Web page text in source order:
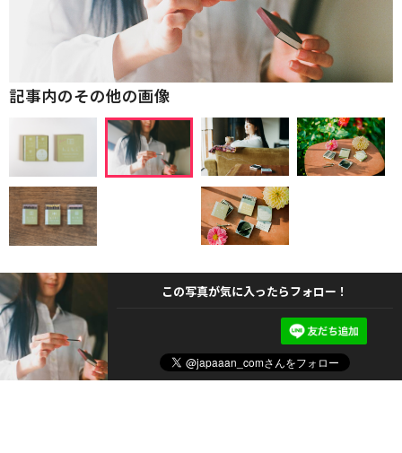
記事内のその他の画像
この写真が気に入ったらフォロー！